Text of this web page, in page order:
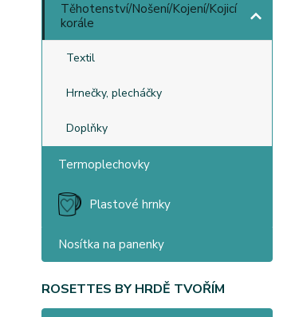
Těhotenství/Nošení/Kojení/Kojicí
korále
Textil
Hrnečky, plecháčky
Doplňky
Termoplechovky
Plastové hrnky
Nosítka na panenky
ROSETTES BY HRDĚ TVOŘÍM